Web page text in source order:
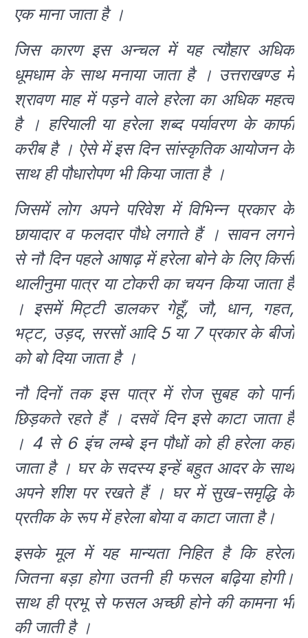
एक माना जाता है ।
जिस कारण इस अन्चल में यह त्यौहार अधिक
धूमधाम के साथ मनाया जाता है । उत्तराखण्ड में
श्रावण माह में पड़ने वाले हरेला का अधिक महत्व
है । हरियाली या हरेला शब्द पर्यावरण के काफी
करीब है । ऐसे में इस दिन सांस्कृतिक आयोजन के
साथ ही पौधारोपण भी किया जाता है ।
जिसमें लोग अपने परिवेश में विभिन्न प्रकार के
छायादार व फलदार पौधे लगाते हैं । सावन लगने
से नौ दिन पहले आषाढ़ में हरेला बोने के लिए किसी
थालीनुमा पात्र या टोकरी का चयन किया जाता है
। इसमें मिट्टी डालकर गेहूँ, जौ, धान, गहत,
भट्ट, उड़द, सरसों आदि 5 या 7 प्रकार के बीजों
को बो दिया जाता है ।
नौ दिनों तक इस पात्र में रोज सुबह को पानी
छिड़कते रहते हैं । दसवें दिन इसे काटा जाता है
। 4 से 6 इंच लम्बे इन पौधों को ही हरेला कहा
जाता है । घर के सदस्य इन्हें बहुत आदर के साथ
अपने शीश पर रखते हैं । घर में सुख-समृद्धि के
प्रतीक के रूप में हरेला बोया व काटा जाता है।
इसके मूल में यह मान्यता निहित है कि हरेला
जितना बड़ा होगा उतनी ही फसल बढ़िया होगी।
साथ ही प्रभू से फसल अच्छी होने की कामना भी
की जाती है ।